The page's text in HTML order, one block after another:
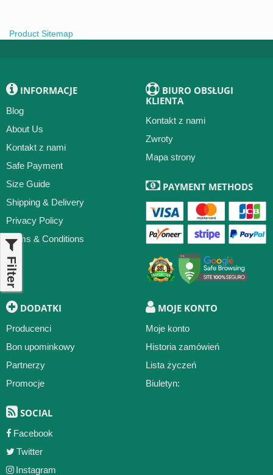
Filter
Product Sitemap
INFORMACJE
Blog
About Us
Kontakt z nami
Safe Payment
Size Guide
Shipping & Delivery
Privacy Policy
Terms & Conditions
BIURO OBSŁUGI
KLIENTA
Kontakt z nami
Zwroty
Mapa strony
PAYMENT METHODS
DODATKI
Producenci
Bon upominkowy
Partnerzy
Promocje
MOJE KONTO
Moje konto
Historia zamówień
Lista życzeń
Biuletyn:
SOCIAL
Facebook
Twitter
Instagram